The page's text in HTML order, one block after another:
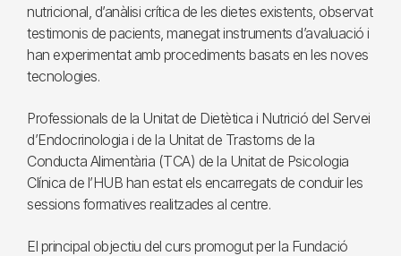
nutricional, d’anàlisi crítica de les dietes existents, observat
testimonis de pacients, manegat instruments d’avaluació i
han experimentat amb procediments basats en les noves
tecnologies.
Professionals de la Unitat de Dietètica i Nutrició del Servei
d’Endocrinologia i de la Unitat de Trastorns de la
Conducta Alimentària (TCA) de la Unitat de Psicologia
Clínica de l’HUB han estat els encarregats de conduir les
sessions formatives realitzades al centre.
El principal objectiu del curs promogut per la Fundació